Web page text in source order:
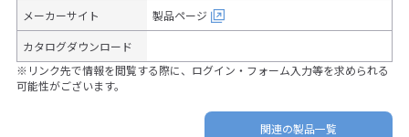
メーカーサイト 製品ページ
カタログダウンロード
※リンク先で情報を閲覧する際に、ログイン・フォーム入力等を求められる
可能性がございます。
関連の製品一覧